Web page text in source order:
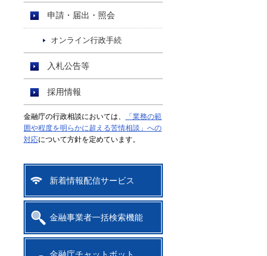
申請・届出・照会
オンライン行政手続
入札公告等
採用情報
金融庁の行政相談においては、
「業務の範
囲や程度を明らかに超える苦情相談」への
対応について方針を定めています。
新着情報配信サービス
金融事業者一括検索機能